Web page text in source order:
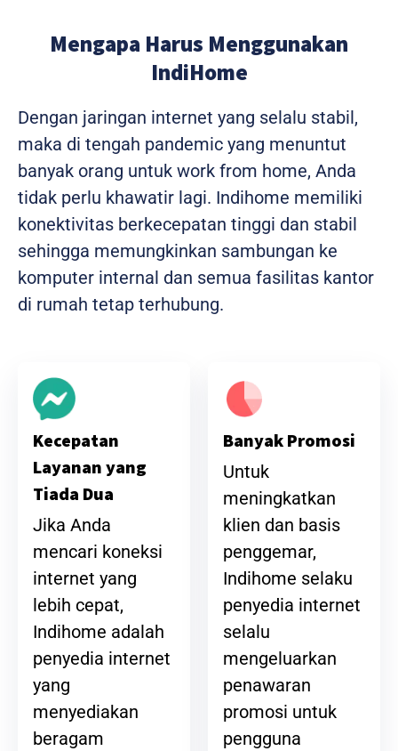
Mengapa Harus Menggunakan
IndiHome
Dengan jaringan internet yang selalu stabil,
maka di tengah pandemic yang menuntut
banyak orang untuk work from home, Anda
tidak perlu khawatir lagi. Indihome memiliki
konektivitas berkecepatan tinggi dan stabil
sehingga memungkinkan sambungan ke
komputer internal dan semua fasilitas kantor
di rumah tetap terhubung.
Kecepatan
Layanan yang
Tiada Dua
Jika Anda
mencari koneksi
internet yang
lebih cepat,
Indihome adalah
penyedia internet
yang
menyediakan
beragam
Banyak Promosi
Untuk
meningkatkan
klien dan basis
penggemar,
Indihome selaku
penyedia internet
selalu
mengeluarkan
penawaran
promosi untuk
pengguna